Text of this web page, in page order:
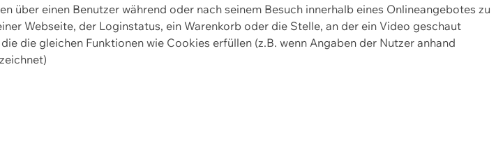
einen Benutzer während oder nach seinem Besuch innerhalb eines Onlineangebotes zu
Webseite, der Loginstatus, ein Warenkorb oder die Stelle, an der ein Video geschaut
die gleichen Funktionen wie Cookies erfüllen (z.B. wenn Angaben der Nutzer anhand